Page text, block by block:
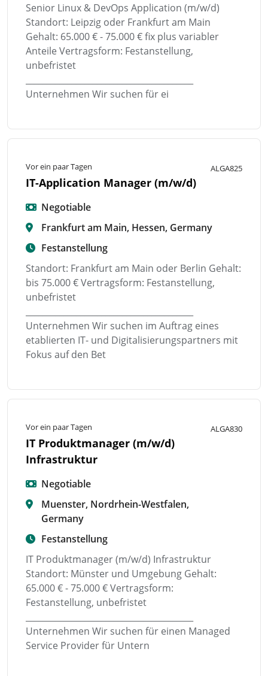
Senior Linux & DevOps Application (m/w/d)
Standort: Leipzig oder Frankfurt am Main
Gehalt: 65.000 € - 75.000 € fix plus variabler
Anteile Vertragsform: Festanstellung,
unbefristet
Unternehmen Wir suchen für ei
Vor ein paar Tagen ALGA825
IT-Application Manager (m/w/d)
Negotiable
Frankfurt am Main, Hessen, Germany
Festanstellung
Standort: Frankfurt am Main oder Berlin Gehalt:
bis 75.000 € Vertragsform: Festanstellung,
unbefristet
Unternehmen Wir suchen im Auftrag eines
etablierten IT- und Digitalisierungspartners mit
Fokus auf den Bet
Vor ein paar Tagen ALGA830
IT Produktmanager (m/w/d)
Infrastruktur
Negotiable
Muenster, Nordrhein-Westfalen,
Germany
Festanstellung
IT Produktmanager (m/w/d) Infrastruktur
Standort: Münster und Umgebung Gehalt:
65.000 € - 75.000 € Vertragsform:
Festanstellung, unbefristet
Unternehmen Wir suchen für einen Managed
Service Provider für Untern